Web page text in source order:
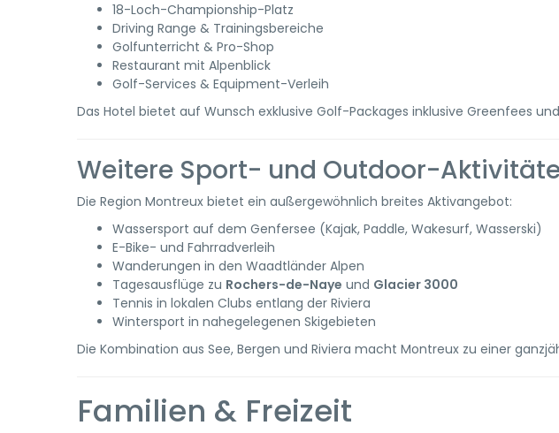
18-Loch-Championship-Platz
Driving Range & Trainingsbereiche
Golfunterricht & Pro-Shop
Restaurant mit Alpenblick
Golf-Services & Equipment-Verleih
Das Hotel bietet auf Wunsch exklusive Golf-Packages inklusive Greenfees
Weitere Sport- und Outdoor-
Die Region Montreux bietet ein außergewöhnlich breites Aktivangebot:
Wassersport auf dem Genfersee (Kajak, Paddle, Wakesurf, Wasserski)
E-Bike- und Fahrradverleih
Wanderungen in den Waadtländer Alpen
Tagesausflüge zu Rochers-de-Naye und Glacier 3000
Tennis in lokalen Clubs entlang der Riviera
Wintersport in nahegelegenen Skigebieten
Die Kombination aus See, Bergen und Riviera macht Montreux zu einer
Familien & Freizeit